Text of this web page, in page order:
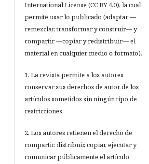
International License (CC BY 4.0), la cual
permite usar lo publicado (adaptar —
remezclar, transformar y construir— y
compartir —copiar y redistribuir— el
material en cualquier medio o formato).
1. La revista permite a los autores
conservar sus derechos de autor de los
artículos sometidos sin ningún tipo de
restricciones.
2. Los autores retienen el derecho de
compartir, distribuir, copiar, ejecutar y
comunicar públicamente el artículo